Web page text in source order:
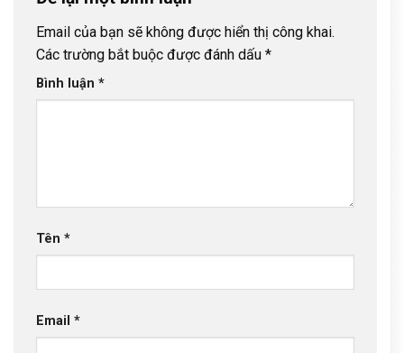
Email của bạn sẽ không được hiển thị công khai.
Các trường bắt buộc được đánh dấu *
Bình luận *
Tên *
Email *